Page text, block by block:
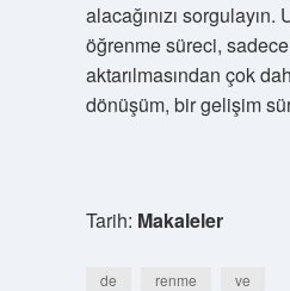
alacağınızı sorgulayın.
öğrenme süreci,
aktarılmasından çok
dönüşüm, bir gelişim
Tarih: Makaleler
de renme ve